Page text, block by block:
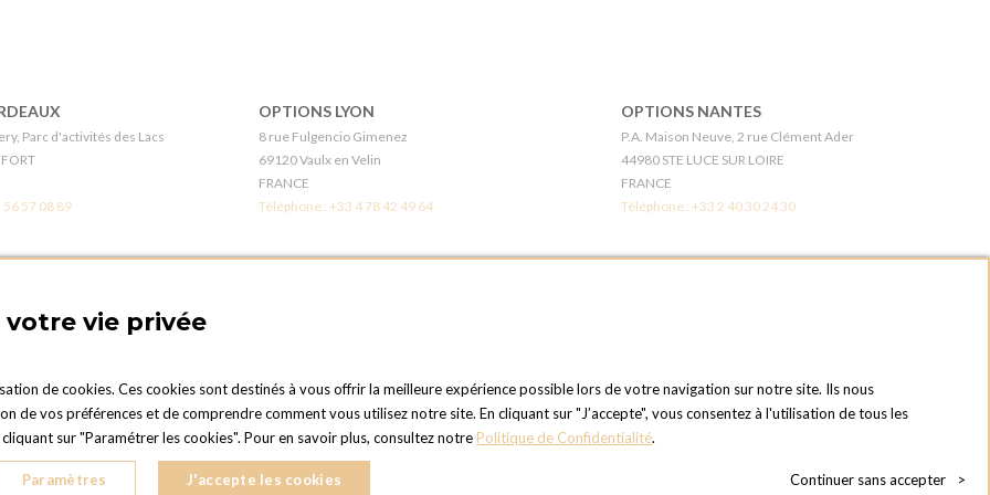
Parc d'activités des Lacs
56 57 08 89
OPTIONS LYON
8 rue Fulgencio Gimenez
69120 Vaulx en Velin
FRANCE
Téléphone : +33 4 78 42 49 64
OPTIONS NANTES
P.A. Maison Neuve, 2 rue Clément Ader
44980 STE LUCE SUR LOIRE
FRANCE
Téléphone : +33 2 40 30 24 30
Val
du-Rouvray
OPTIONS TOULOUSE
6 rue Gaye Marie, ZAC de Saint-Martin du Touch
31300 Toulouse
FRANCE
OPTIONS MC
Eden Tower - 25 Boulevard de Belgique
vie privée
de cookies. Ces cookies sont destinés à vous offrir la meilleure expérience possible lors de votre navigation sur notre site. Ils nous
vos préférences et de comprendre comment vous utilisez notre site. En cliquant sur "J’accepte", vous consentez à l'utilisation de tous les
sur "Paramétrer les cookies". Pour en savoir plus, consultez notre Politique de Confidentialité.
Paramètres J'accepte les cookies Continuer sans accepter >